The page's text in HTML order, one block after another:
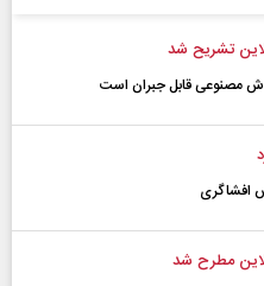
تشریح شد
مصنوعی قابل جبران است
افشاگری
مطرح شد